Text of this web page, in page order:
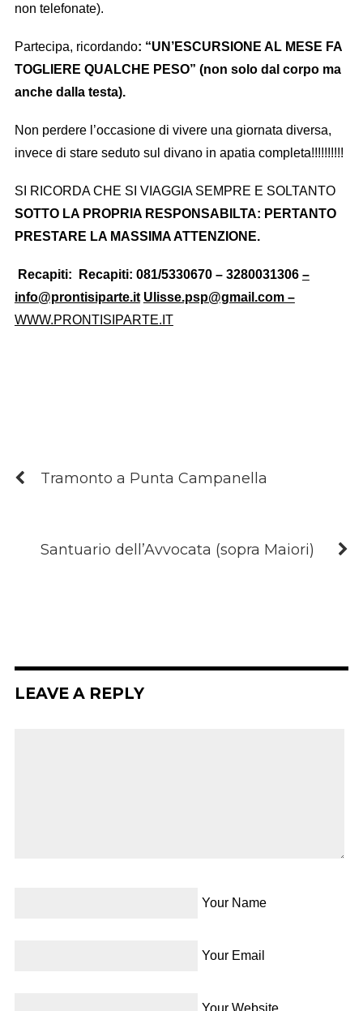
non telefonate).
Partecipa, ricordando: “UN’ESCURSIONE AL MESE FA
TOGLIERE QUALCHE PESO” (non solo dal corpo ma
anche dalla testa).
Non perdere l’occasione di vivere una giornata diversa,
invece di stare seduto sul divano in apatia completa!!!!!!!!!!
SI RICORDA CHE SI VIAGGIA SEMPRE E SOLTANTO
SOTTO LA PROPRIA RESPONSABILTA: PERTANTO
PRESTARE LA MASSIMA ATTENZIONE.
Recapiti: Recapiti: 081/5330670 – 3280031306 –
info@prontisiparte.it Ulisse.psp@gmail.com–
WWW.PRONTISIPARTE.IT
Tramonto a Punta Campanella
Santuario dell’Avvocata (sopra Maiori)
LEAVE A REPLY
Your Name
Your Email